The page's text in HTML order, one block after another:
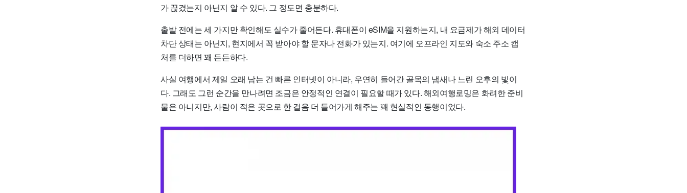
가 끊겼는지 아닌지 알 수 있다. 그 정도면 충분하다.
출발 전에는 세 가지만 확인해도 실수가 줄어든다. 휴대폰이 eSIM을 지원하는지, 내 요금제가 해외 데이터
차단 상태는 아닌지, 현지에서 꼭 받아야 할 문자나 전화가 있는지. 여기에 오프라인 지도와 숙소 주소 캡
처를 더하면 꽤 든든하다.
사실 여행에서 제일 오래 남는 건 빠른 인터넷이 아니라, 우연히 들어간 골목의 냄새나 느린 오후의 빛이
다. 그래도 그런 순간을 만나려면 조금은 안정적인 연결이 필요할 때가 있다. 해외여행로밍은 화려한 준비
물은 아니지만, 사람이 적은 곳으로 한 걸음 더 들어가게 해주는 꽤 현실적인 동행이었다.